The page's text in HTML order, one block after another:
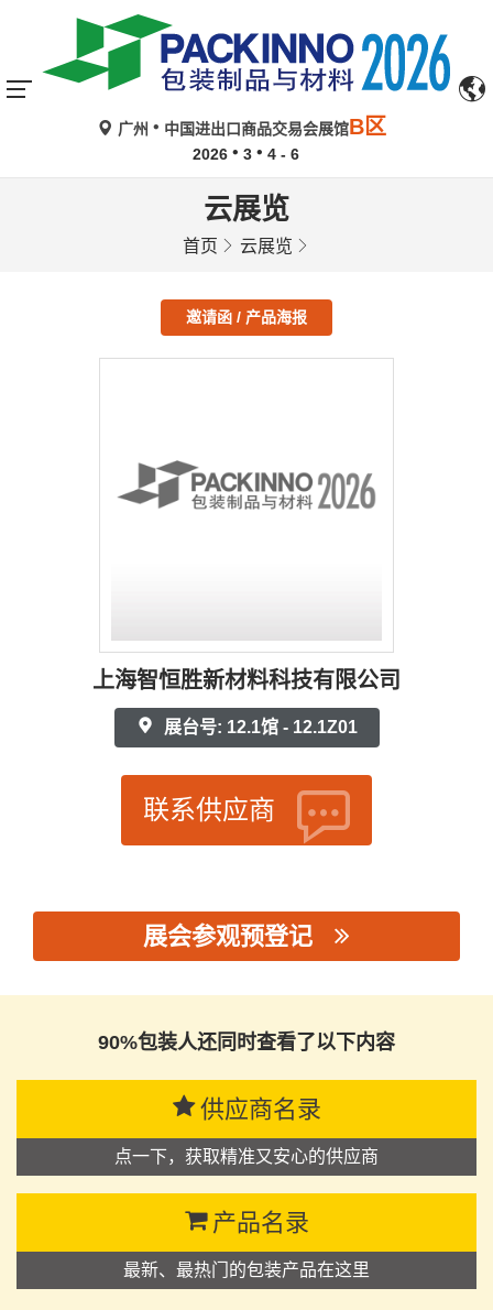
广州 中国进出口商品交易会展馆B区
2026 3 4 - 6
云展览
首页 云展览
邀请函 / 产品海报
上海智恒胜新材料科技有限公司
展台号: 12.1馆 - 12.1Z01
联系供应商
展会参观预登记
90%包装人还同时查看了以下内容
供应商名录
点一下，获取精准又安心的供应商
产品名录
最新、最热门的包装产品在这里